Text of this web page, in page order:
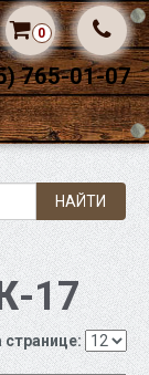
765-01-07
0
НАЙТИ
17
странице: